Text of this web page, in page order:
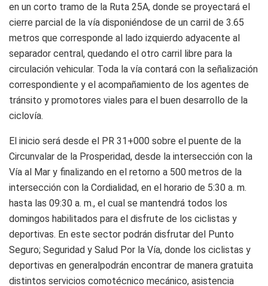
en un corto tramo de la Ruta 25A, donde se proyectará el
cierre parcial de la vía disponiéndose de un carril de 3.65
metros que corresponde al lado izquierdo adyacente al
separador central, quedando el otro carril libre para la
circulación vehicular. Toda la vía contará con la señalización
correspondiente y el acompañamiento de los agentes de
tránsito y promotores viales para el buen desarrollo de la
ciclovía.
El inicio será desde el PR 31+000 sobre el puente de la
Circunvalar de la Prosperidad, desde la intersección con la
Vía al Mar y finalizando en el retorno a 500 metros de la
intersección con la Cordialidad, en el horario de 5:30 a. m.
hasta las 09:30 a. m., el cual se mantendrá todos los
domingos habilitados para el disfrute de los ciclistas y
deportivas. En este sector podrán disfrutar del Punto
Seguro; Seguridad y Salud Por la Vía, donde los ciclistas y
deportivas en generalpodrán encontrar de manera gratuita
distintos servicios comotécnico mecánico, asistencia